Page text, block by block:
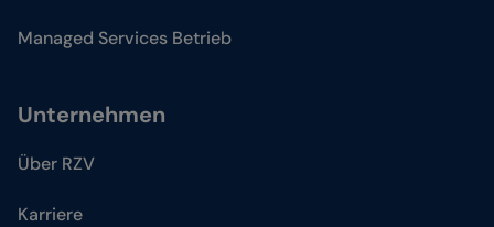
Managed Services Betrieb
Unternehmen
Über RZV
Karriere